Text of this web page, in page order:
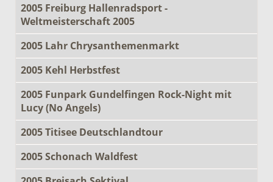
2005 Freiburg Hallenradsport -
Weltmeisterschaft 2005
2005 Lahr Chrysanthemenmarkt
2005 Kehl Herbstfest
2005 Funpark Gundelfingen Rock-Night mit
Lucy (No Angels)
2005 Titisee Deutschlandtour
2005 Schonach Waldfest